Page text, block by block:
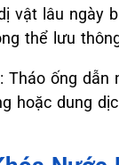
vật lâu ngày
thể lưu
Tháo ống dẫn
hoặc dung